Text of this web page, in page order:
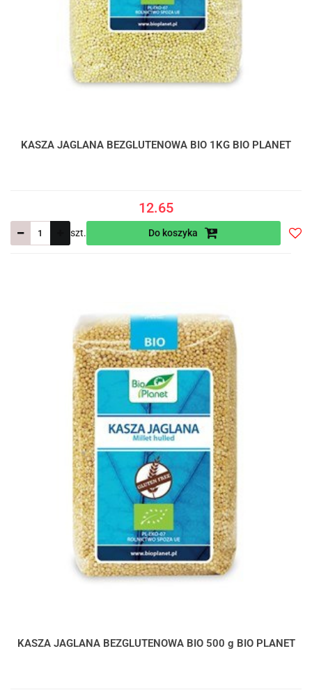
KASZA JAGLANA BEZGLUTENOWA BIO 1KG BIO PLANET
12.65
szt. Do koszyka
KASZA JAGLANA BEZGLUTENOWA BIO 500 g BIO PLANET